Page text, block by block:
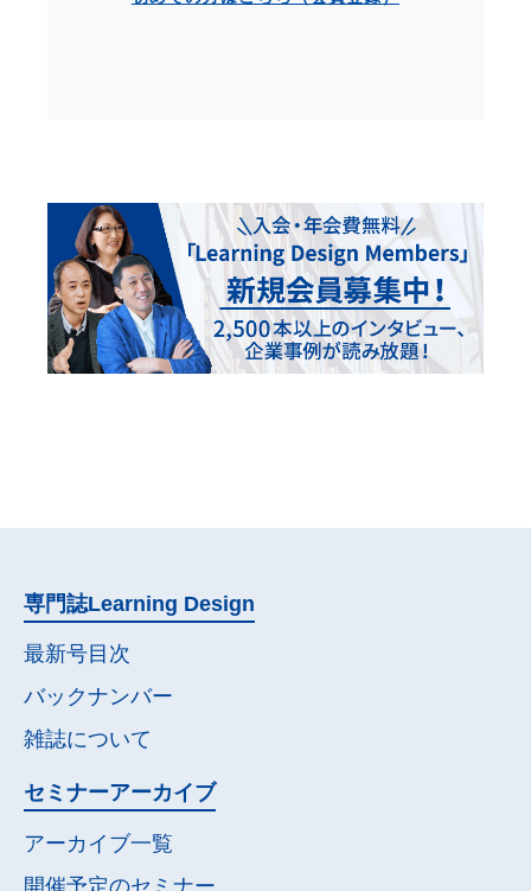
専門誌Learning Design
最新号目次
バックナンバー
雑誌について
セミナーアーカイブ
アーカイブ一覧
開催予定のセミナー